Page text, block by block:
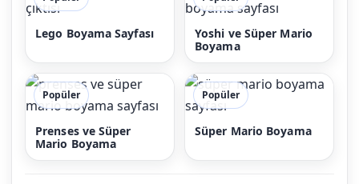
Lego Boyama Sayfası
Yoshi ve Süper Mario
Boyama
Popüler
Prenses ve Süper
Mario Boyama
Popüler
Süper Mario Boyama